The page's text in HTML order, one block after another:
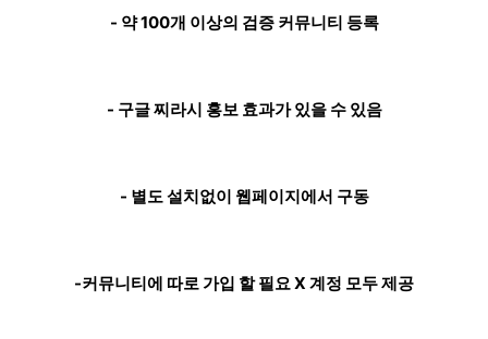
- 약 100개 이상의 검증 커뮤니티 등록
- 구글 찌라시 홍보 효과가 있을 수 있음
- 별도 설치없이 웹페이지에서 구동
-커뮤니티에 따로 가입 할 필요 X 계정 모두 제공